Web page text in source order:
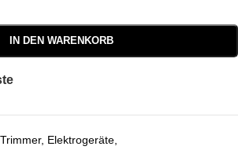
IN DEN WARENKORB
, Elektrogeräte,